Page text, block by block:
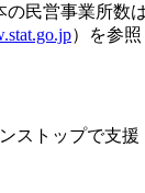
の民営事業所数
）を参照
ストップで支援